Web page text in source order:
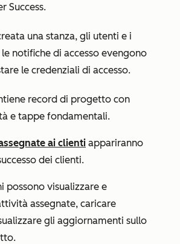
Success.
una stanza, gli utenti e i
le notifiche di accesso evengono
le credenziali di accesso.
record di progetto con
e tappe fondamentali.
ai clienti appariranno
dei clienti.
possono visualizzare e
assegnate, caricare
gli aggiornamenti sullo